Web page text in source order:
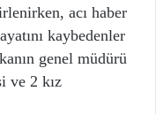
acı haber
kaybedenler
genel müdürü
ve 2 kız